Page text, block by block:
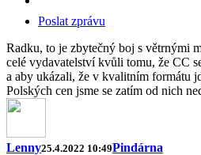
Poslat zprávu
Radku, to je zbytečný boj s větrnými
celé vydavatelství kvůli tomu, že CC
a aby ukázali, že v kvalitním formátu
Polských cen jsme se zatím od nich
Lenny25.4.2022 10:49Pindárna